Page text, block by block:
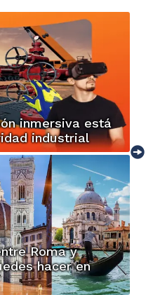
inmersiva está
industrial
Roma y
hacer en